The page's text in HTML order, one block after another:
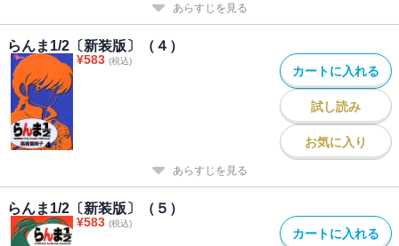
あらすじを見る
らんま1/2〔新装版〕（４）
¥583 (税込)
カートに入れる
試し読み
お気に入り
あらすじを見る
らんま1/2〔新装版〕（５）
¥583 (税込)
カートに入れる